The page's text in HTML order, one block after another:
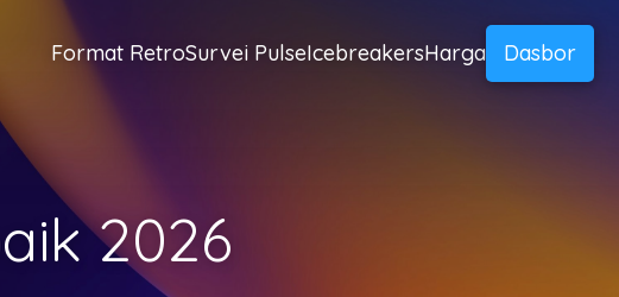
Format RetroSurvei PulseIcebreakersHarga Dasbor
2026